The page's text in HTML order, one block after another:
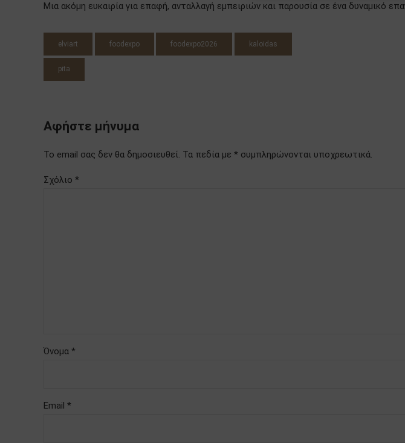
Μια ακόμη ευκαιρία για επαφή, ανταλλαγή εμπειριών και παρουσία σε ένα δυναμικό
elviart foodexpo foodexpo2026 kaloidas
pita
Αφήστε μήνυμα
Το email σας δεν θα δημοσιευθεί. Τα πεδία με * συμπληρώνονται υποχρεωτικά.
Σχόλιο *
Όνομα *
Email *